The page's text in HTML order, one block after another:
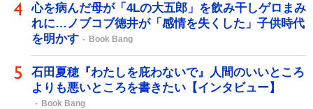
心を病んだ母が「4Lの大五郎」を飲み干しゲロまみ
れに…ノブコブ徳井が「感情を失くした」子供時代
を明かす
Book Bang
石田夏穂『わたしを庇わないで』人間のいいところ
よりも悪いところを書きたい【インタビュー】
Book Bang